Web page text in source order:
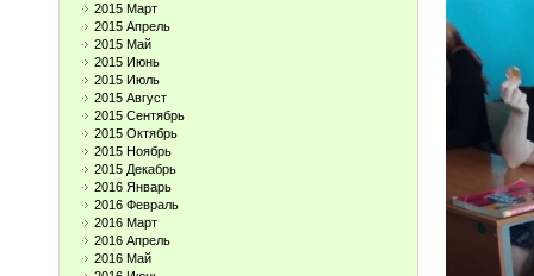
2015 Март
2015 Апрель
2015 Май
2015 Июнь
2015 Июль
2015 Август
2015 Сентябрь
2015 Октябрь
2015 Ноябрь
2015 Декабрь
2016 Январь
2016 Февраль
2016 Март
2016 Апрель
2016 Май